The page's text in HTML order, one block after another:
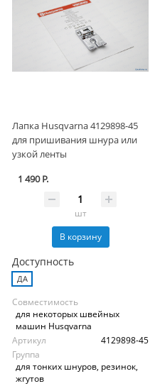
Лапка Husqvarna 4129898-45
для пришивания шнура или
узкой ленты
1 490 Р.
шт
В корзину
Доступность
ДА
Совместимость
для некоторых швейных
машин Husqvarna
Артикул
4129898-45
Группа
для тонких шнуров, резинок,
жгутов